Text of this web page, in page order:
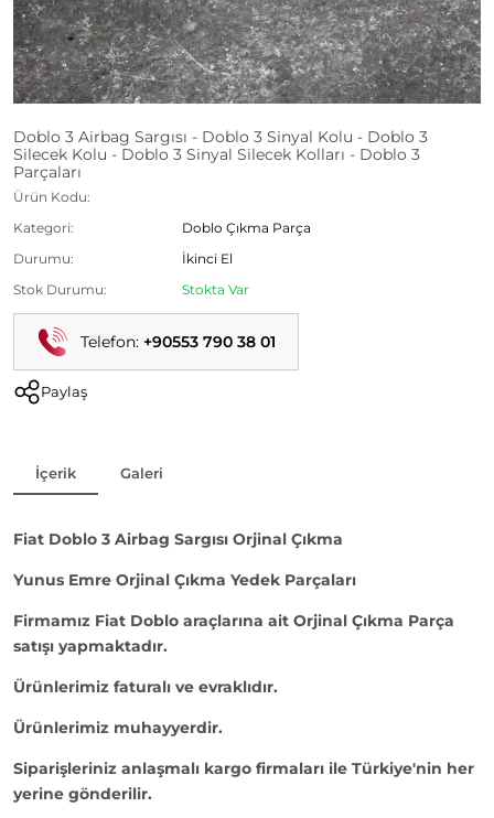
Doblo 3 Airbag Sargısı - Doblo 3 Sinyal Kolu - Doblo 3
Silecek Kolu - Doblo 3 Sinyal Silecek Kolları - Doblo 3
Parçaları
Ürün Kodu:
Kategori:
Doblo Çıkma Parça
Durumu:
İkinci El
Stok Durumu:
Stokta Var
Telefon: +90553 790 38 01
Paylaş
İçerik Galeri
Fiat Doblo 3 Airbag Sargısı Orjinal Çıkma
Yunus Emre Orjinal Çıkma Yedek Parçaları
Firmamız Fiat Doblo araçlarına ait Orjinal Çıkma Parça
satışı yapmaktadır.
Ürünlerimiz faturalı ve evraklıdır.
Ürünlerimiz muhayyerdir.
Siparişleriniz anlaşmalı kargo firmaları ile Türkiye'nin her
yerine gönderilir.